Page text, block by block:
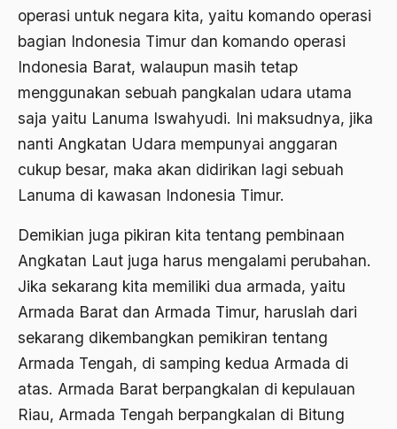
operasi untuk negara kita, yaitu komando operasi
bagian Indonesia Timur dan komando operasi
Indonesia Barat, walaupun masih tetap
menggunakan sebuah pangkalan udara utama
saja yaitu Lanuma Iswahyudi. Ini maksudnya, jika
nanti Angkatan Udara mempunyai anggaran
cukup besar, maka akan didirikan lagi sebuah
Lanuma di kawasan Indonesia Timur.
Demikian juga pikiran kita tentang pembinaan
Angkatan Laut juga harus mengalami perubahan.
Jika sekarang kita memiliki dua armada, yaitu
Armada Barat dan Armada Timur, haruslah dari
sekarang dikembangkan pemikiran tentang
Armada Tengah, di samping kedua Armada di
atas. Armada Barat berpangkalan di kepulauan
Riau, Armada Tengah berpangkalan di Bitung
Akademi Betawi
Akademi Jakarta
akhlak
Akhlaq
Akidah
akulturasi
akulturasi budaya
Al Asnawi
al qaeda
Al-Azhar